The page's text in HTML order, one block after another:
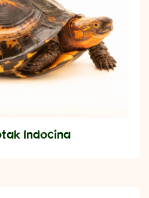
Indocina